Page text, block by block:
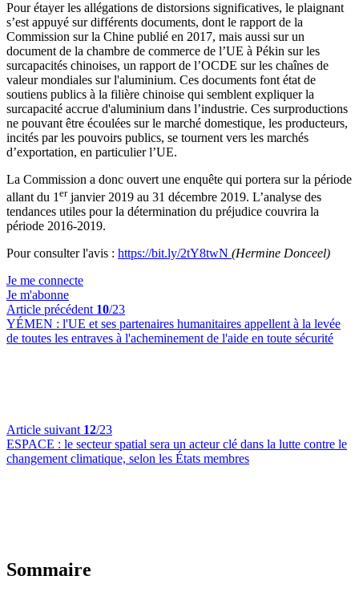
Pour étayer les allégations de distorsions significatives, le plaignant
s’est appuyé sur différents documents, dont le rapport de la
Commission sur la Chine publié en 2017, mais aussi sur un
document de la chambre de commerce de l’UE à Pékin sur les
surcapacités chinoises, un rapport de l’OCDE sur les chaînes de
valeur mondiales sur l'aluminium. Ces documents font état de
soutiens publics à la filière chinoise qui semblent expliquer la
surcapacité accrue d'aluminium dans l’industrie. Ces surproductions
ne pouvant être écoulées sur le marché domestique, les producteurs,
incités par les pouvoirs publics, se tournent vers les marchés
d’exportation, en particulier l’UE.
La Commission a donc ouvert une enquête qui portera sur la période
allant du 1 erjanvier 2019 au 31 décembre 2019. L’analyse des
tendances utiles pour la détermination du préjudice couvrira la
période 2016-2019.
Pour consulter l'avis : https://bit.ly/2tY8twN (Hermine Donceel)
Je me connecte
Je m'abonne
Article précédent 10/23
YÉMEN : l'UE et ses partenaires humanitaires appellent à la levée
de toutes les entraves à l'acheminement de l'aide en toute sécurité
Article suivant 12/23
ESPACE : le secteur spatial sera un acteur clé dans la lutte contre le
changement climatique, selon les États membres
Sommaire